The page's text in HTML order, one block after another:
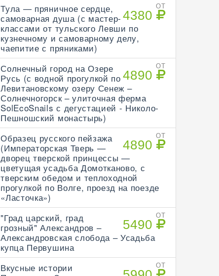
ОТ
4380
Тула — пряничное сердце,
самоварная душа (с мастер-
классами от тульского Левши по
кузнечному и самоварному делу,
чаепитие с пряниками)
ОТ
4890
Солнечный город на Озере
Русь (с водной прогулкой по
Левитановскому озеру Сенеж –
Солнечногорск – улиточная ферма
SolEcoSnails с дегустацией - Николо-
Пешношский монастырь)
ОТ
4890
Образец русского пейзажа
(Императорская Тверь —
дворец тверской принцессы —
цветущая усадьба Домотканово, с
тверским обедом и теплоходной
прогулкой по Волге, проезд на поезде
«Ласточка»)
ОТ
5490
"Град царский, град
грозный" Александров –
Александровская слобода – Усадьба
купца Первушина
ОТ
Вкусные истории